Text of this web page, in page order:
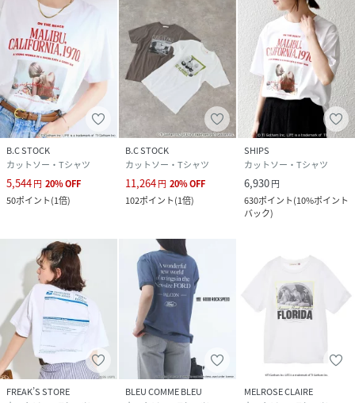
B.C STOCK
カットソー・Tシャツ
5,544円 20%OFF
50ポイント(1倍)
B.C STOCK
カットソー・Tシャツ
11,264円 20%OFF
102ポイント(1倍)
SHIPS
カットソー・Tシャツ
6,930円
630ポイント(10%ポイント
バック)
FREAK’S STORE
BLEU COMME BLEU
MELROSE CLAIRE